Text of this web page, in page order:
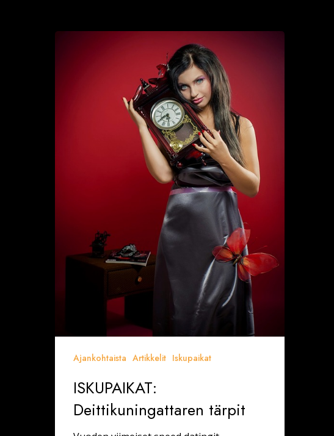
Ajankohtaista Artikkelit Iskupaikat
ISKUPAIKAT:
Deittikuningattaren tärpit